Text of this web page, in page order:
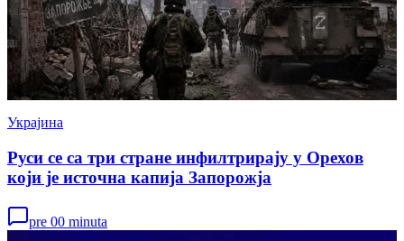
Украјина
Руси се са три стране инфилтрирају у Орехов
који је источна капија Запорожја
pre 00 minuta